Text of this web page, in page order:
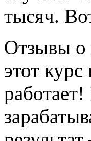
тысяч.
Отзывы о
этот